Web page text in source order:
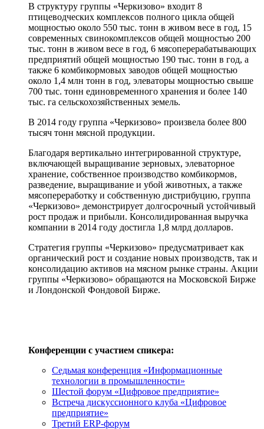
В структуру группы «Черкизово» входит 8
птицеводческих комплексов полного цикла общей
мощностью около 550 тыс. тонн в живом весе в год, 15
современных свинокомплексов общей мощностью 200
тыс. тонн в живом весе в год, 6 мясоперерабатывающих
предприятий общей мощностью 190 тыс. тонн в год, а
также 6 комбикормовых заводов общей мощностью
около 1,4 млн тонн в год, элеваторы мощностью свыше
700 тыс. тонн единовременного хранения и более 140
тыс. га сельскохозяйственных земель.
В 2014 году группа «Черкизово» произвела более 800
тысяч тонн мясной продукции.
Благодаря вертикально интегрированной структуре,
включающей выращивание зерновых, элеваторное
хранение, собственное производство комбикормов,
разведение, выращивание и убой животных, а также
мясопереработку и собственную дистрибуцию, группа
«Черкизово» демонстрирует долгосрочный устойчивый
рост продаж и прибыли. Консолидированная выручка
компании в 2014 году достигла 1,8 млрд долларов.
Стратегия группы «Черкизово» предусматривает как
органический рост и создание новых производств, так и
консолидацию активов на мясном рынке страны. Акции
группы «Черкизово» обращаются на Московской Бирже
и Лондонской Фондовой Бирже.
Конференции с участием спикера:
Седьмая конференция «Информационные
технологии в промышленности»
Шестой форум «Цифровое предприятие»
Встреча дискуссионного клуба «Цифровое
предприятие»
Третий ERP-форум